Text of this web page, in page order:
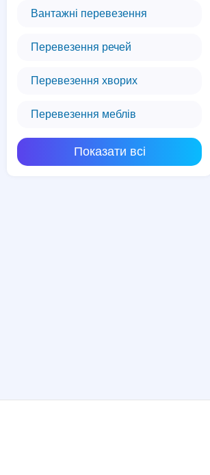
Вантажні перевезення
Перевезення речей
Перевезення хворих
Перевезення меблів
Показати всі